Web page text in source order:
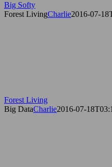
Big Softy
Forest LivingCharlie2016-07-
Forest Living
Big DataCharlie2016-07-